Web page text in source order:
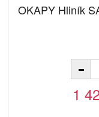
OKAPY Hliník
1